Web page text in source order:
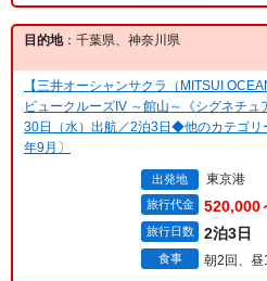
目的地：千葉県、神奈川県
【三井オーシャンサクラ（MITSUI
ビュークルーズIV ～館山～《シグネチ
30日（水）出航／2泊3日◆他のカテゴリ
年9月〕
出発地 東京港
旅行代金 520,000
旅行日数 2泊3日
食事 朝2回、昼